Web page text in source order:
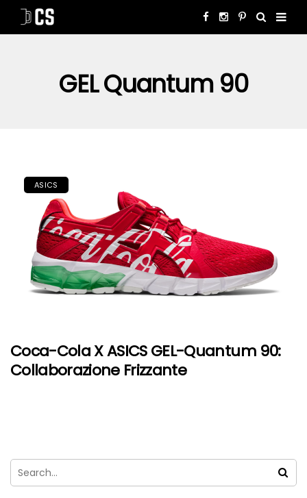
GEL Quantum 90
ASICS
Coca-Cola X ASICS GEL-Quantum 90:
Collaborazione Frizzante